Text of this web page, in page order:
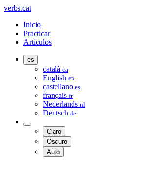
verbs.cat
Inicio
Practicar
Artículos
es
català ca
English en
castellano es
français fr
Nederlands nl
Deutsch de
Claro
Oscuro
Auto